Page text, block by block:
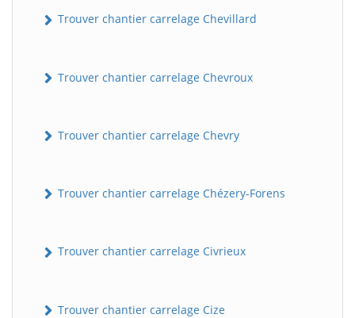
Trouver chantier carrelage Chevillard
Trouver chantier carrelage Chevroux
Trouver chantier carrelage Chevry
Trouver chantier carrelage Chézery-Forens
Trouver chantier carrelage Civrieux
Trouver chantier carrelage Cize